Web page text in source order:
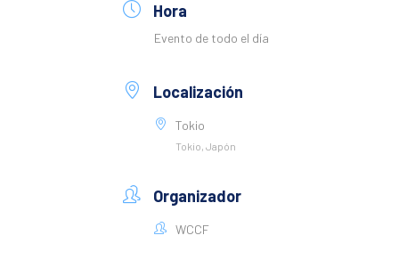
Hora
Evento de todo el día
Localización
Tokio
Tokio, Japón
Organizador
WCCF